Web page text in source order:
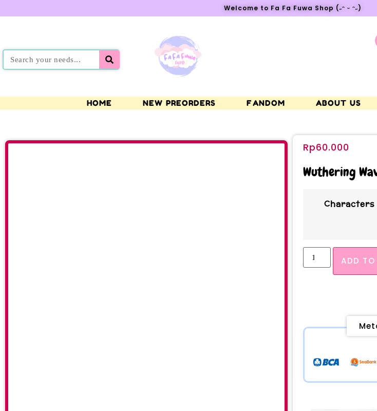
Welcome to Fa Fa Fuwa Shop (˶ᵔ ᵕ ᵔ˶)
HOME NEW PREORDERS FANDOM ABOUT US
Rp60.000
Wuthering
Characters
ADD TO